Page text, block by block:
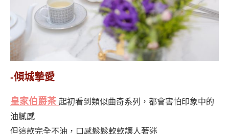
-傾城摯愛
皇家伯爵茶 起初看到類似曲奇系列，都會害怕印象中的
油膩感
但這款完全不油，口感鬆鬆軟軟讓人著迷